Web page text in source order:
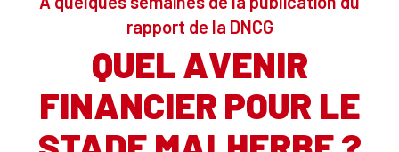
rapport de la DNCG
QUEL AVENIR
FINANCIER POUR LE